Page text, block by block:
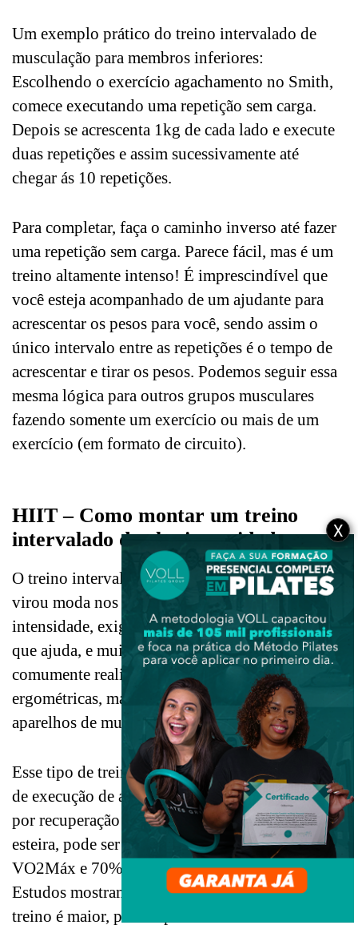
Um exemplo prático do treino intervalado de
musculação para membros inferiores:
Escolhendo o exercício agachamento no Smith,
comece executando uma repetição sem carga.
Depois se acrescenta 1kg de cada lado e execute
duas repetições e assim sucessivamente até
chegar ás 10 repetições.
Para completar, faça o caminho inverso até fazer
uma repetição sem carga. Parece fácil, mas é um
treino altamente intenso! É imprescindível que
você esteja acompanhado de um ajudante para
acrescentar os pesos para você, sendo assim o
único intervalo entre as repetições é o tempo de
acrescentar e tirar os pesos. Podemos seguir essa
mesma lógica para outros grupos musculares
fazendo somente um exercício ou mais de um
exercício (em formato de circuito).
HIIT – Como montar um treino
intervalado de alta intensidade
O treino intervalado de alta intensidade (HIIT)
virou moda nos últimos tempos. Por ser de alta
intensidade, exige grande demanda calórica, fator
que ajuda, e muito, no emagrecimento. O treino é
comumente realizado em esteiras ou bicicletas
ergométricas, mas também pode ser realizado nos
aparelhos de musculação.
Esse tipo de treino é caracterizado por períodos
de execução de altíssima intensidade, seguido
por recuperação de alta intensidade. Quando na
esteira, pode ser mensurado com 85% do
VO2Máx e 70% do VO2Máx respectivamente.
Estudos mostram que a aderência a esse tipo de
treino é maior, pois as pessoas se sentem mais
X